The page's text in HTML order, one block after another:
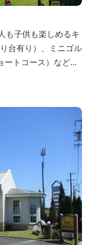
も子供も楽しめるキ
台有り）、ミニゴル
トコース）なども
ます。